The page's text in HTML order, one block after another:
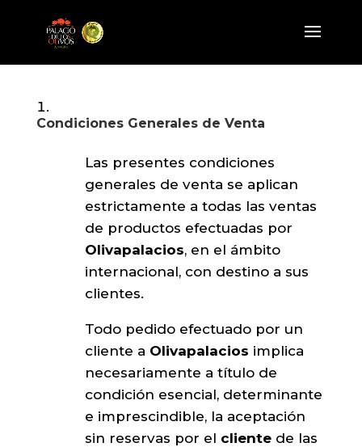
Condiciones Generales de Venta
Las presentes condiciones
generales de venta se aplican
estrictamente a todas las ventas
de productos efectuadas por
Olivapalacios, en el ámbito
internacional, con destino a sus
clientes.
Todo pedido efectuado por un
cliente a Olivapalacios implica
necesariamente a título de
condición esencial, determinante
e imprescindible, la aceptación
sin reservas por el clientede las